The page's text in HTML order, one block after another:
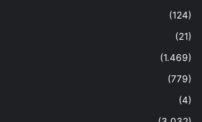
(124)
(21)
(1.469)
(779)
(4)